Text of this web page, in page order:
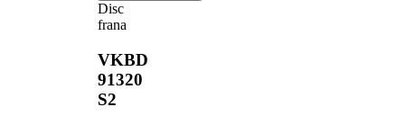
Disc
frana
VKBD
91320
S2